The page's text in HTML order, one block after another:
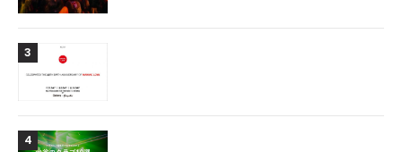
3
4